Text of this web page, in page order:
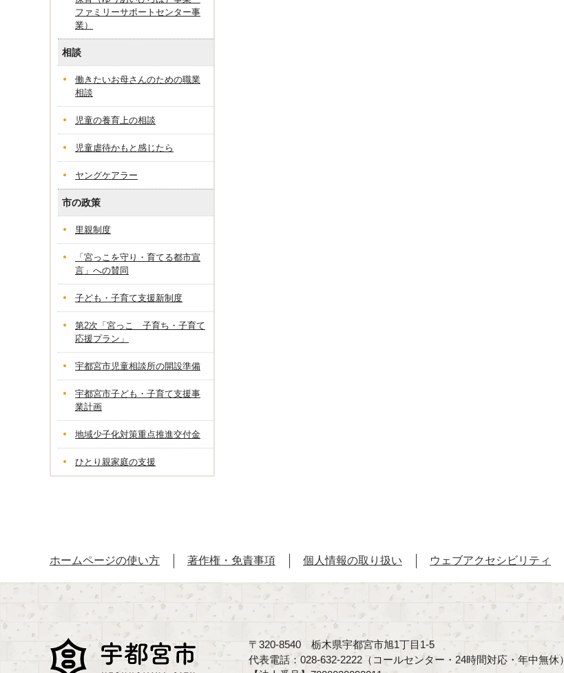
ファミリーサポートセンター事
業）
相談
働きたいお母さんのための職業
相談
児童の養育上の相談
児童虐待かもと感じたら
ヤングケアラー
市の政策
里親制度
「宮っこを守り・育てる都市宣
言」への賛同
子ども・子育て支援新制度
第2次「宮っこ 子育ち・子育て
応援プラン」
宇都宮市児童相談所の開設準備
宇都宮市子ども・子育て支援事
業計画
地域少子化対策重点推進交付金
ひとり親家庭の支援
ホームページの使い方 著作権・免責事項 個人情報の取り扱い ウェブアクセシビリティ
〒320-8540 栃木県宇都宮市旭1丁目1-5
代表電話：028-632-2222（コールセンター・24時間対応・年中無休）